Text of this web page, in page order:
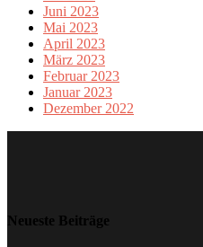
Juni 2023
Mai 2023
April 2023
März 2023
Februar 2023
Januar 2023
Dezember 2022
Neueste Beiträge